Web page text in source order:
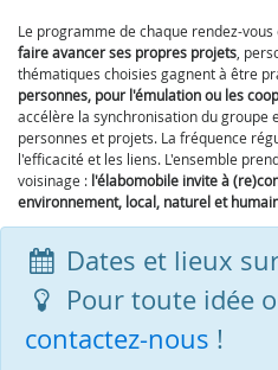
Le programme de chaque rendez-
faire avancer ses propres projets ,
thématiques choisies gagnent à être
personnes, pour l'émulation ou les
accélère la synchronisation du groupe
personnes et projets. La fréquence
l'efficacité et les liens. L'ensemble
voisinage : l'élabomobile invite à
environnement, local, naturel et
Dates et lieux
Pour toute idée
contactez-nous !